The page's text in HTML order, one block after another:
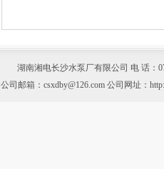
湖南湘电长沙水泵厂有限公司 电 话：
公司邮箱：csxdby@126.com 公司网址：